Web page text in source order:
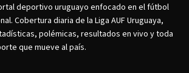
deportivo uruguayo enfocado en el fútbol
Cobertura diaria de la Liga AUF Uruguaya,
polémicas, resultados en vivo y toda
que mueve al país.